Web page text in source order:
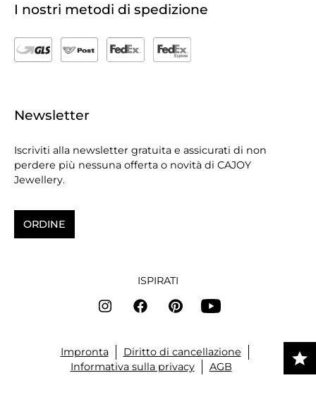
I nostri metodi di spedizione
Newsletter
Iscriviti alla newsletter gratuita e assicurati di non
perdere più nessuna offerta o novità di CAJOY
Jewellery.
ORDINE
ISPIRATI
Impronta
Diritto di cancellazione
Informativa sulla privacy
AGB